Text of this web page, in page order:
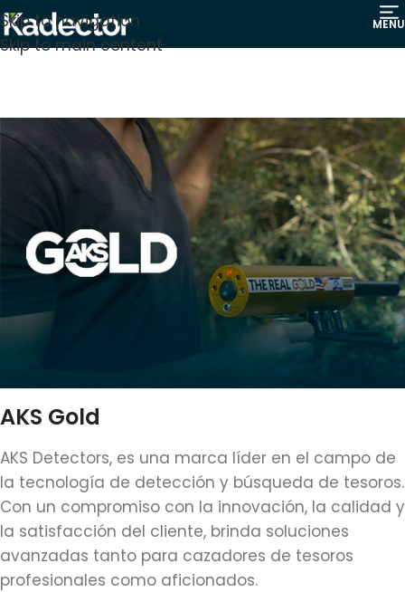
Skip to navigation
Skip to main content
MENU
AKS Gold
AKS Detectors, es una marca líder en el campo de
la tecnología de detección y búsqueda de tesoros.
Con un compromiso con la innovación, la calidad y
la satisfacción del cliente, brinda soluciones
avanzadas tanto para cazadores de tesoros
profesionales como aficionados.